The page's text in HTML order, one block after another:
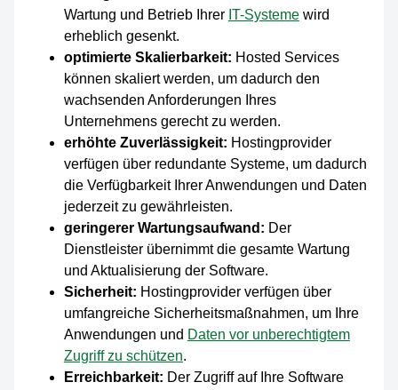
Wartung und Betrieb Ihrer IT-Systemewird
erheblich gesenkt.
optimierte Skalierbarkeit: Hosted Services
können skaliert werden, um dadurch den
wachsenden Anforderungen Ihres
Unternehmens gerecht zu werden.
erhöhte Zuverlässigkeit: Hostingprovider
verfügen über redundante Systeme, um dadurch
die Verfügbarkeit Ihrer Anwendungen und Daten
jederzeit zu gewährleisten.
geringerer Wartungsaufwand: Der
Dienstleister übernimmt die gesamte Wartung
und Aktualisierung der Software.
Sicherheit: Hostingprovider verfügen über
umfangreiche Sicherheitsmaßnahmen, um Ihre
Anwendungen und Daten vor unberechtigtem
Zugriff zu schützen.
Erreichbarkeit: Der Zugriff auf Ihre Software